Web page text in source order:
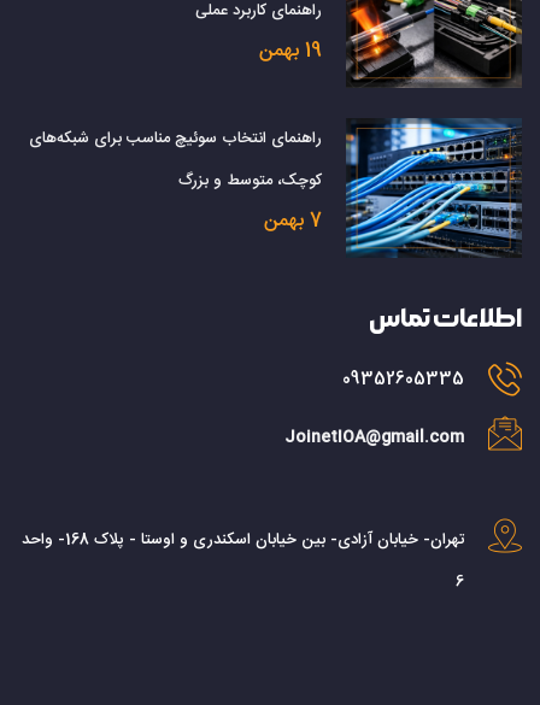
راهنمای کاربرد عملی
19 بهمن
راهنمای انتخاب سوئیچ مناسب برای شبکه‌های
کوچک، متوسط و بزرگ
7 بهمن
اطلاعات تماس
09352605335
JoinetIOA@gmail.com
تهران- خیابان آزادی- بین خیابان اسکندری و اوستا - پلاک 168- واحد
6